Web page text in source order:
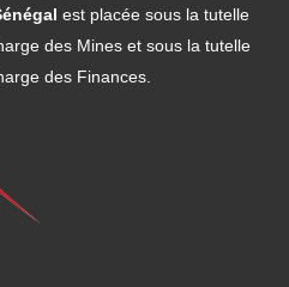
est placée sous la tutelle
des Mines et sous la tutelle
des Finances.